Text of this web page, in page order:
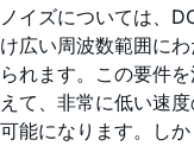
ノイズについては、
け広い周波数範囲に
られます。この要件
えて、非常に低い速
可能になります。し